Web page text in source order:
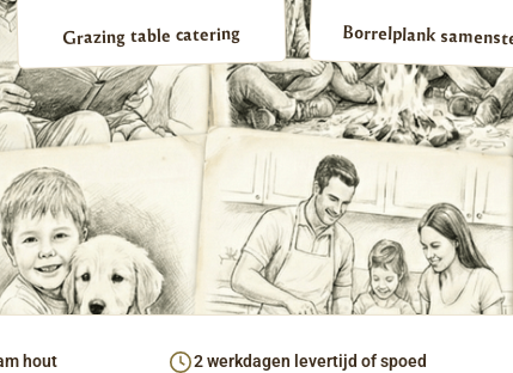
Grazing table catering Borrelplank
hout 2 werkdagen levertijd of spoed